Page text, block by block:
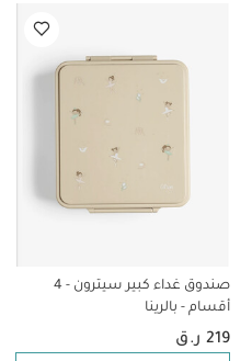
صندوق غداء كبير سيترون - 4
أقسام - بالرينا
219 ر.ق